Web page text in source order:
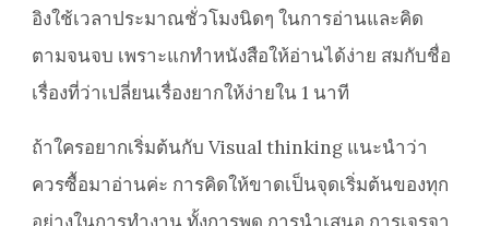
อิงใช้เวลาประมาณชั่วโมงนิดๆ ในการอ่านและคิด
ตามจนจบ เพราะแกทำหนังสือให้อ่านได้ง่าย สมกับชื่อ
เรื่องที่ว่าเปลี่ยนเรื่องยากให้ง่ายใน 1 นาที
ถ้าใครอยากเริ่มต้นกับ Visual thinking แนะนำว่า
ควรซื้อมาอ่านค่ะ การคิดให้ขาดเป็นจุดเริ่มต้นของทุก